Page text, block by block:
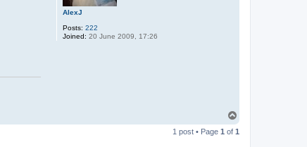
AlexJ
Posts: 222
Joined: 20 June 2009, 17:26
p
1 post • Page 1 of 1